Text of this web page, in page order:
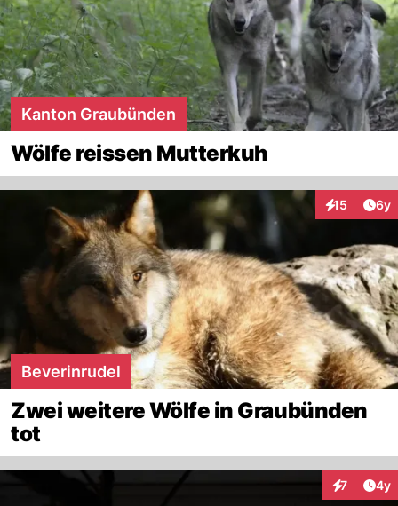
Kanton Graubünden
Wölfe reissen Mutterkuh
15 6y
Beverinrudel
Zwei weitere Wölfe in Graubünden
tot
7 4y